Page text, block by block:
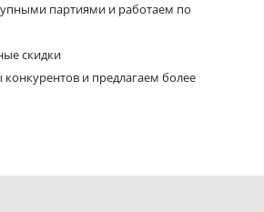
партиями и работаем по
скидки
и предлагаем более